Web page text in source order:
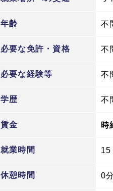
年齢 不
必要な免許・資格 不
必要な経験等 不
学歴 不
賃金 時
就業時間 15
休憩時間 0分